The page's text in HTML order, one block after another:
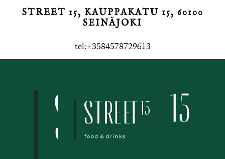
STREET 15, KAUPPAKATU 15, 60100
SEINÄJOKI
tel:+3584578729613